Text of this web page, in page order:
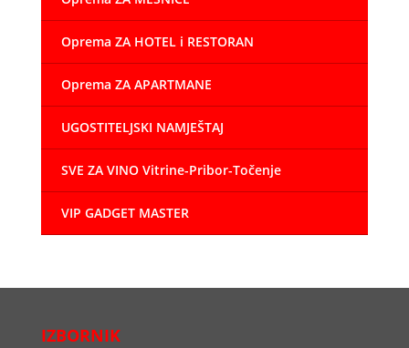
Oprema ZA HOTEL i RESTORAN
Oprema ZA APARTMANE
UGOSTITELJSKI NAMJEŠTAJ
SVE ZA VINO Vitrine-Pribor-Točenje
VIP GADGET MASTER
IZBORNIK